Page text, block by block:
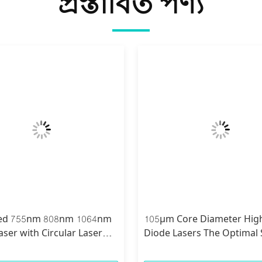
755nm 808nm 1064nm
with Circular Laser
105µm Core Diameter
Diode Lasers The Optimal